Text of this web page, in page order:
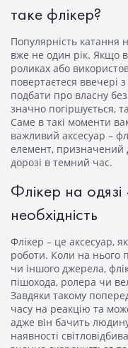
таке флікер?
Популярність катання
вже не один рік. Якщо
роликах або
повертаєтеся ввечері
подбати про власну
значно погіршується,
Саме в такі моменти
важливий аксесуар –
елемент, призначений
дорозі в темний час.
Флікер на
необхідність
Флікер – це аксесуар,
роботи. Коли на нього
чи іншого джерела,
пішохода, ролера чи
Завдяки такому
часу на реакцію та
адже він бачить
наявності